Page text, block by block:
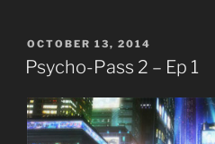
POSTED
ON
OCTOBER 13, 2014
Psycho-Pass 2 – Ep 1